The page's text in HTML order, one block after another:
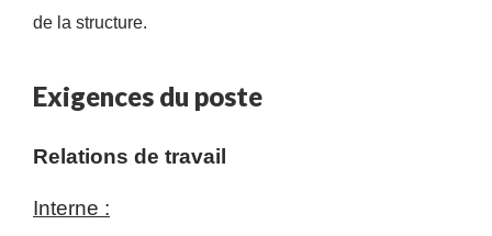
de la structure.
Exigences du poste
Relations de travail
Interne :